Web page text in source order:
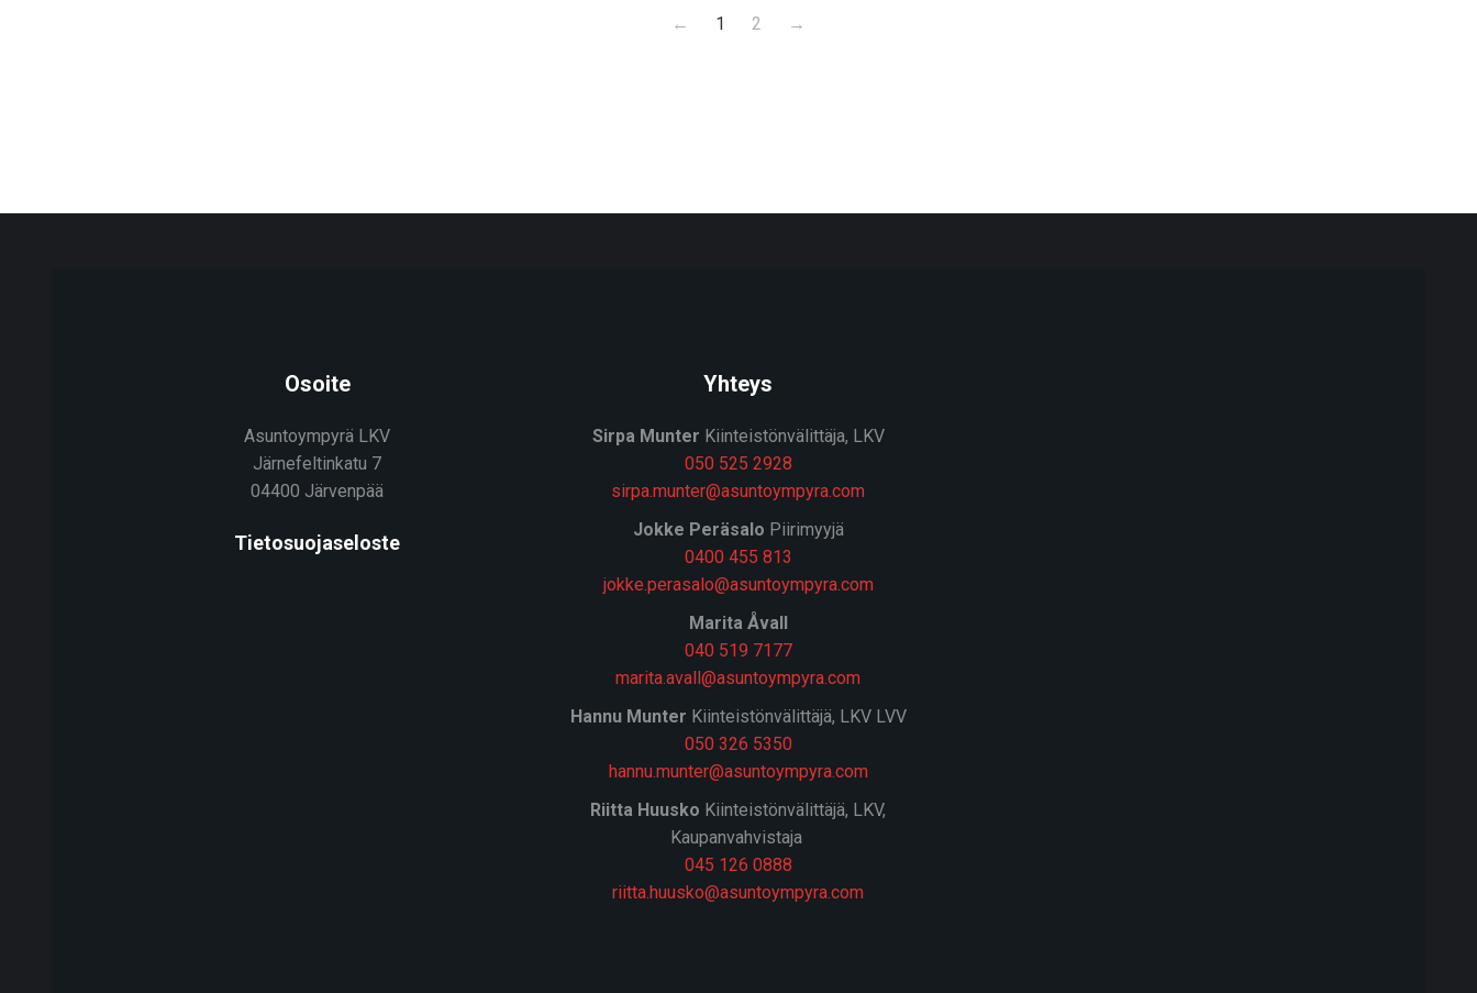
← 1 2 →
Osoite
Asuntoympyrä LKV
Järnefeltinkatu 7
04400 Järvenpää
Tietosuojaseloste
Yhteys
Sirpa Munter Kiinteistönvälittäja, LKV
050 525 2928
sirpa.munter@asuntoympyra.com
Jokke Peräsalo Piirimyyjä
0400 455 813
jokke.perasalo@asuntoympyra.com
Marita Åvall
040 519 7177
marita.avall@asuntoympyra.com
Hannu Munter Kiinteistönvälittäjä, LKV LVV
050 326 5350
hannu.munter@asuntoympyra.com
Riitta Huusko Kiinteistönvälittäjä, LKV,
Kaupanvahvistaja
045 126 0888
riitta.huusko@asuntoympyra.com